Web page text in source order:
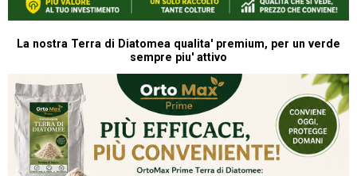
La nostra Terra di Diatomea qualita' premium, per un verde
sempre piu' attivo